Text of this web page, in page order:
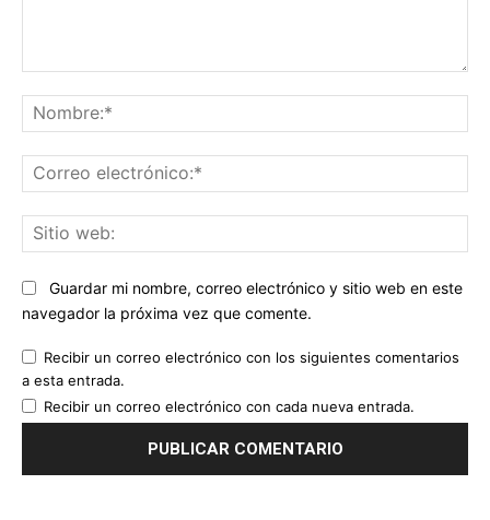
Guardar mi nombre, correo electrónico y sitio web en este
navegador la próxima vez que comente.
Recibir un correo electrónico con los siguientes comentarios
a esta entrada.
Recibir un correo electrónico con cada nueva entrada.